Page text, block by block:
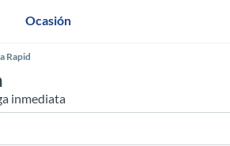
Ocasión
Rapid
inmediata